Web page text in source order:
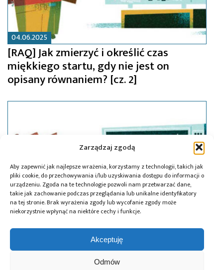
Zarządzaj zgodą
Aby zapewnić jak najlepsze wrażenia, korzystamy z technologii, takich jak
pliki cookie, do przechowywania i/lub uzyskiwania dostępu do informacji o
urządzeniu. Zgoda na te technologie pozwoli nam przetwarzać dane,
takie jak zachowanie podczas przeglądania lub unikalne identyfikatory
na tej stronie. Brak wyrażenia zgody lub wycofanie zgody może
niekorzystnie wpłynąć na niektóre cechy i funkcje.
Akceptuję
Odmów
04.06.2025
[RAQ] Jak zmierzyć i określić czas
miękkiego startu, gdy nie jest on
opisany równaniem? [cz. 2]
[RAQ] Jak zmierzyć i określić czas